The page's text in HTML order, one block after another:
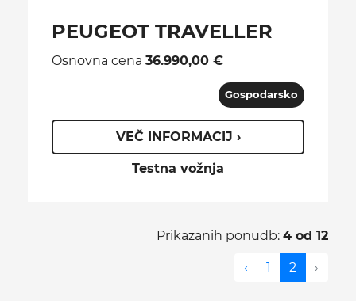
PEUGEOT TRAVELLER
Osnovna cena 36.990,00 €
Gospodarsko
VEČ INFORMACIJ ›
Testna vožnja
Prikazanih ponudb: 4 od 12
‹ 1 2 ›